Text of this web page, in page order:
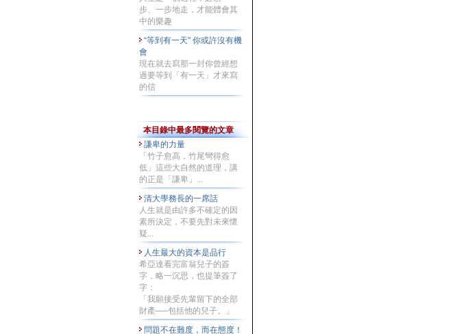
步、一步地走，才能體會其
中的樂趣
“等到有一天" 你或許沒有機
會
現在就去寫那一封你曾經想
過要等到「有一天」才來寫
的信
本目錄中最多閱覽的文章
謙卑的力量
「竹子愈高，竹尾彎得愈
低」這些大自然的道理，講
的正是「謙卑」...
清大學務長的一席話
人生就是由許多不確定的因
素所決定，不要先對未來懷
疑...
人生最大的資本是品行
希亞達看完富翁兒子的簽
字，略一沉思，也提筆簽了
字：
「我願接受先輩留下的全部
財產──包括他的兒子。」
問題不在難度，而在態度！